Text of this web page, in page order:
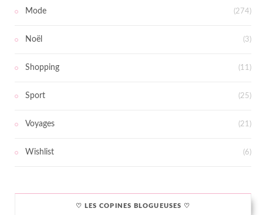
Mode (274)
Noël (3)
Shopping (11)
Sport (25)
Voyages (21)
Wishlist (6)
♡ LES COPINES BLOGUEUSES ♡